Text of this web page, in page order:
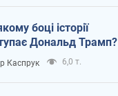
боці історії
Дональд Трамп?
Каспрук 6,0 т.